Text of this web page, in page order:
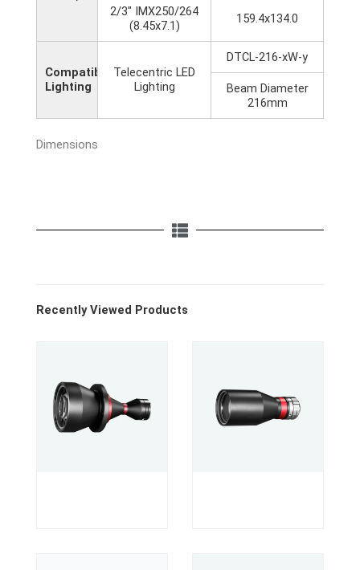
2/3" IMX250/264
(8.45x7.1)
159.4x134.0
Compatible
Lighting
Telecentric LED
Lighting
DTCL-216-xW-y
Beam Diameter
216mm
Dimensions
Recently Viewed Products